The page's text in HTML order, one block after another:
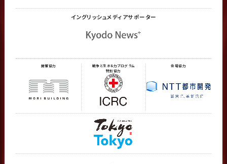
イングリッシュメディアサポーター
開催協力
戦争と生きる力プログラム
特別協力
会場協力